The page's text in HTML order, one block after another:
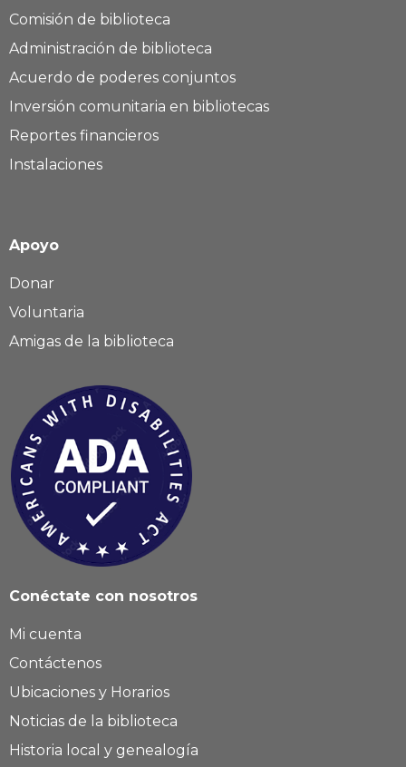
Comisión de biblioteca
Administración de biblioteca
Acuerdo de poderes conjuntos
Inversión comunitaria en bibliotecas
Reportes financieros
Instalaciones
Apoyo
Donar
Voluntaria
Amigas de la biblioteca
Conéctate con nosotros
Mi cuenta
Contáctenos
Ubicaciones y Horarios
Noticias de la biblioteca
Historia local y genealogía